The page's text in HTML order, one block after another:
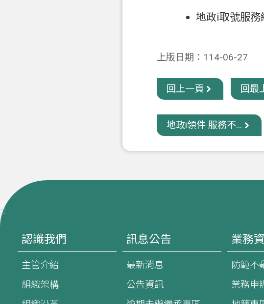
地政i取號服務
上版日期：114-06-27
回上一頁 回最
​地政i領件 服務不...
:::
認識我們
主管介紹
組織架構
訊息公告
最新消息
公告資訊
業務
防範不
業務申